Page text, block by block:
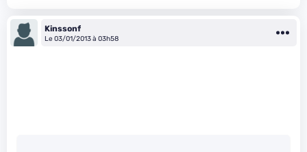
Kinssonf
Le 03/01/2013 à 03h58